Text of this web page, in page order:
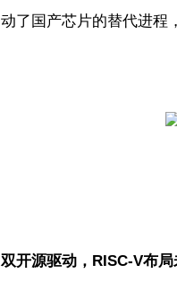
动了国产芯片的替代进程
双开源驱动， RISC-V布